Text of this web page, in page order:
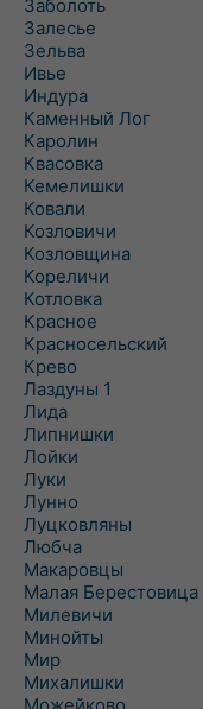
Заболоть
Залесье
Зельва
Ивье
Индура
Каменный Лог
Каролин
Квасовка
Кемелишки
Ковали
Козловичи
Козловщина
Кореличи
Котловка
Красное
Красносельский
Крево
Лаздуны 1
Лида
Липнишки
Лойки
Луки
Лунно
Луцковляны
Любча
Макаровцы
Малая Берестовица
Милевичи
Минойты
Мир
Михалишки